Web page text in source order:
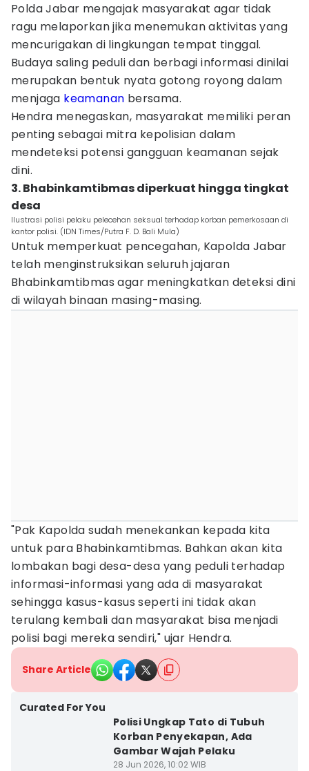
Polda Jabar mengajak masyarakat agar tidak
ragu melaporkan jika menemukan aktivitas yang
mencurigakan di lingkungan tempat tinggal.
Budaya saling peduli dan berbagi informasi dinilai
merupakan bentuk nyata gotong royong dalam
menjaga keamanan bersama.
Hendra menegaskan, masyarakat memiliki peran
penting sebagai mitra kepolisian dalam
mendeteksi potensi gangguan keamanan sejak
dini.
3. Bhabinkamtibmas diperkuat hingga tingkat
desa
Ilustrasi polisi pelaku pelecehan seksual terhadap korban pemerkosaan di
kantor polisi. (IDN Times/Putra F. D. Bali Mula)
Untuk memperkuat pencegahan, Kapolda Jabar
telah menginstruksikan seluruh jajaran
Bhabinkamtibmas agar meningkatkan deteksi dini
di wilayah binaan masing-masing.
"Pak Kapolda sudah menekankan kepada kita
untuk para Bhabinkamtibmas. Bahkan akan kita
lombakan bagi desa-desa yang peduli terhadap
informasi-informasi yang ada di masyarakat
sehingga kasus-kasus seperti ini tidak akan
terulang kembali dan masyarakat bisa menjadi
polisi bagi mereka sendiri," ujar Hendra.
Share Article
Curated For You
Polisi Ungkap Tato di Tubuh
Korban Penyekapan, Ada
Gambar Wajah Pelaku
28 Jun 2026, 10:02 WIB